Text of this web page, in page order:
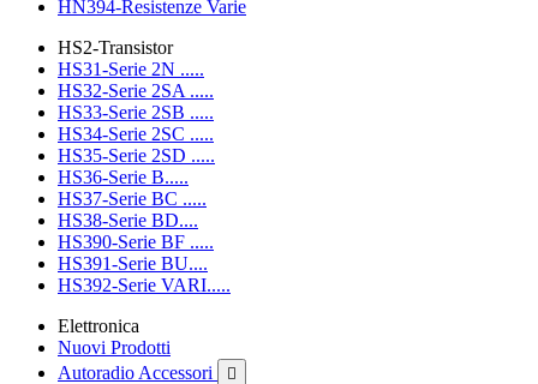
HN394-Resistenze Varie
HS2-Transistor
HS31-Serie 2N .....
HS32-Serie 2SA .....
HS33-Serie 2SB .....
HS34-Serie 2SC .....
HS35-Serie 2SD .....
HS36-Serie B.....
HS37-Serie BC .....
HS38-Serie BD....
HS390-Serie BF .....
HS391-Serie BU....
HS392-Serie VARI.....
Elettronica
Nuovi Prodotti
Autoradio Accessori
